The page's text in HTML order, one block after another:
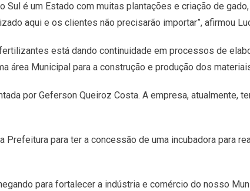
Sul é um Estado com muitas plantações e criação de
aqui e os clientes não precisarão importar”, afirmou
está dando continuidade em processos de
área Municipal para a construção e produção dos
por Geferson Queiroz Costa. A empresa, atualmente,
para ter a concessão de uma incubadora para
para fortalecer a indústria e comércio do nosso